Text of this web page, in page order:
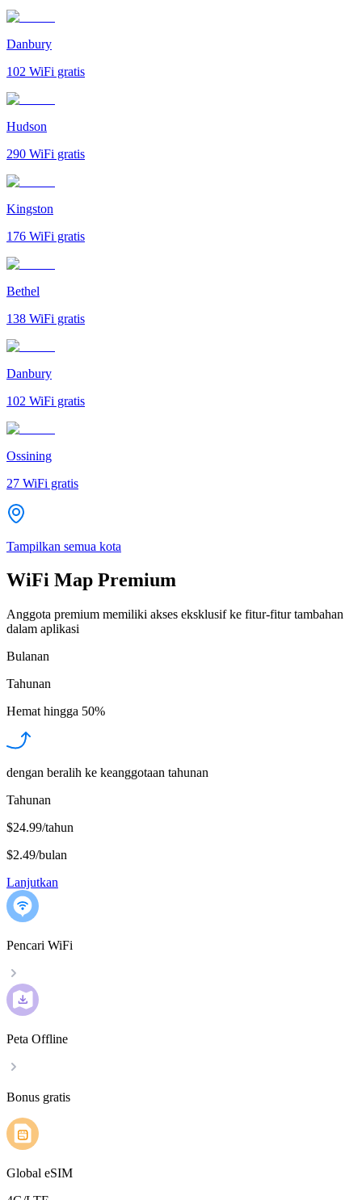
Danbury
102 WiFi gratis
Hudson
290 WiFi gratis
Kingston
176 WiFi gratis
Bethel
138 WiFi gratis
Danbury
102 WiFi gratis
Ossining
27 WiFi gratis
Tampilkan semua kota
WiFi Map Premium
Anggota premium memiliki akses eksklusif ke fitur-fitur tambahan
dalam aplikasi
Bulanan
Tahunan
Hemat hingga 50%
dengan beralih ke keanggotaan tahunan
Tahunan
$24.99/tahun
$2.49/bulan
Lanjutkan
Pencari WiFi
Peta Offline
Bonus gratis
Global eSIM